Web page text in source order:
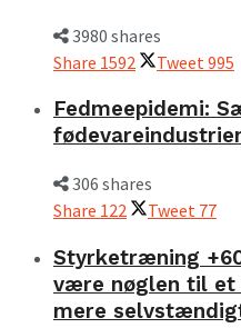
3980 shares
Share 1592 Tweet 995
Fedmeepidemi:
306 shares
Share 122 Tweet 77
Styrketræning
være nøglen til et
mere